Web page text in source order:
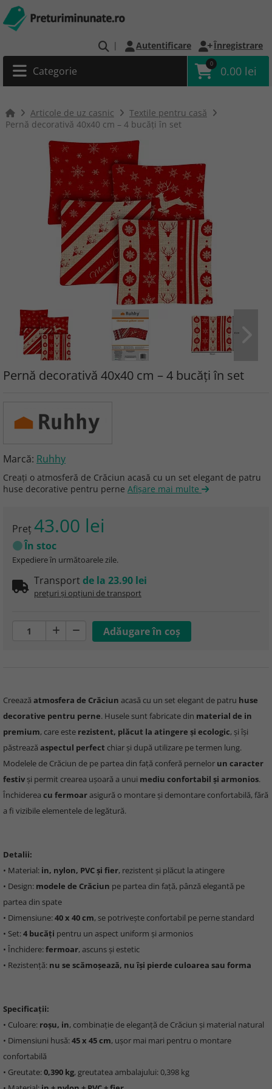
| Autentificare Înregistrare
Categorie
0
0.00 lei
Articole de uz casnic
Textile pentru casă
Pernă decorativă 40x40 cm – 4 bucăți în set
Pernă decorativă 40x40 cm – 4 bucăți în set
Marcă: Ruhhy
Creați o atmosferă de Crăciun acasă cu un set elegant de patru
huse decorative pentru perne Afişare mai multe
Preţ 43.00 lei
În stoc
Expediere în următoarele zile.
Transport de la 23.90 lei
prețuri și opțiuni de transport
Creează atmosfera de Crăciun acasă cu un set elegant de patru huse
decorative pentru perne. Husele sunt fabricate din material de in
premium, care este rezistent, plăcut la atingere și ecologic, și își
păstrează aspectul perfect chiar și după utilizare pe termen lung.
Modelele de Crăciun de pe partea din față conferă pernelor un caracter
festiv și permit crearea ușoară a unui mediu confortabil și armonios.
Închiderea cu fermoarasigură o montare și demontare confortabilă, fără
a fi vizibile elementele de legătură.
Detalii:
• Material: in, nylon, PVC și fier, rezistent și plăcut la atingere
• Design: modele de Crăciun pe partea din față, pânză elegantă pe
partea din spate
• Dimensiune:40 x 40 cm, se potrivește confortabil pe perne standard
• Set:4 bucăți pentru un aspect uniform și armonios
• Închidere:fermoar, ascuns și estetic
• Rezistență: nu se scămoșează, nu își pierde culoarea sau forma
Specificații:
• Culoare: roșu, in, combinație de eleganță de Crăciun și material natural
• Dimensiuni husă:45 x 45 cm, ușor mai mari pentru o montare
confortabilă
• Greutate:0,390 kg, greutatea ambalajului: 0,398 kg